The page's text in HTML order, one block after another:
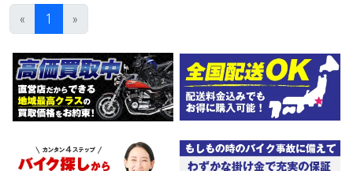
ン・カード各種取り扱ってます。タイヤ・ブレーキパッド・ベル
ト・ウエイトローラー・バッテリー・プラグ・フィルター・リー
す。詳しくはお問合わせ下さい。ご契約後の取り置き＆保管無料
サービス行ってます。当社ホームページにて詳細画像見れます。
« 1 »